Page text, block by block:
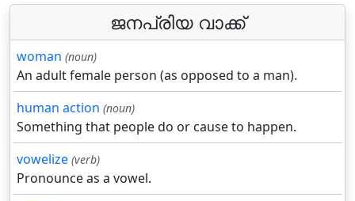
ജനപ്രിയ വാക്ക്
woman (noun)
An adult female person (as opposed to a man).
human action (noun)
Something that people do or cause to happen.
vowelize (verb)
Pronounce as a vowel.